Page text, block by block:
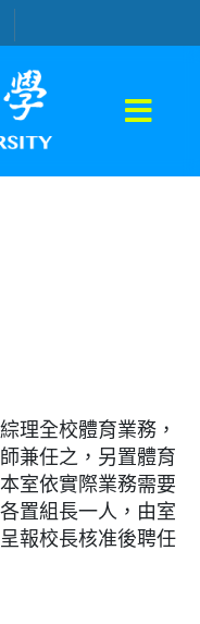
理全校體育業務，
兼任之，另置體育
室依實際業務需要
置組長一人，由室
報校長核准後聘任